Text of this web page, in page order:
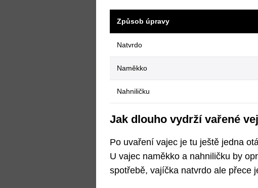
Způsob úpravy
Natvrdo
Naměkko
Nahniličku
Jak dlouho vydrží vařené
Po uvaření vajec je tu ještě jedna
U vajec naměkko a nahniličku by
spotřebě, vajíčka natvrdo ale přece